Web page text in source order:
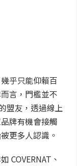
乎只能仰賴百
言，門檻並不
盟友，透過線上
牌有機會接觸
更多人認識。
COVERNAT、